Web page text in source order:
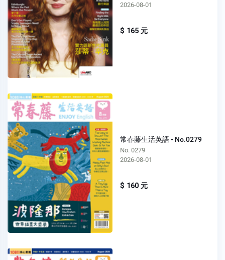
2026-08-01
$ 165 元
常春藤生活英語 - No.0279
No. 0279
2026-08-01
$ 160 元